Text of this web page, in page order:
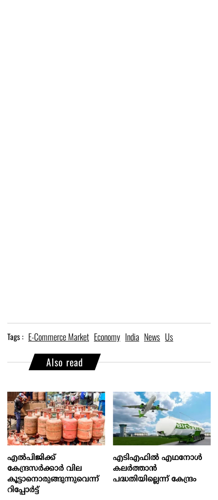
Tags : E-Commerce Market Economy India News Us
Also read
എല്‍പിജിക്ക്
കേന്ദ്രസർക്കാർ വില
കൂട്ടാനൊരുങ്ങുന്നുവെന്ന്
റിപ്പോർട്ട്
എടിഎഫില്‍ എഥനോള്‍
കലര്‍ത്താന്‍
പദ്ധതിയില്ലെന്ന് കേന്ദ്രം